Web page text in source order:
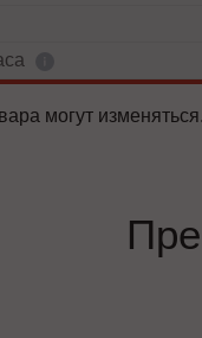
могут